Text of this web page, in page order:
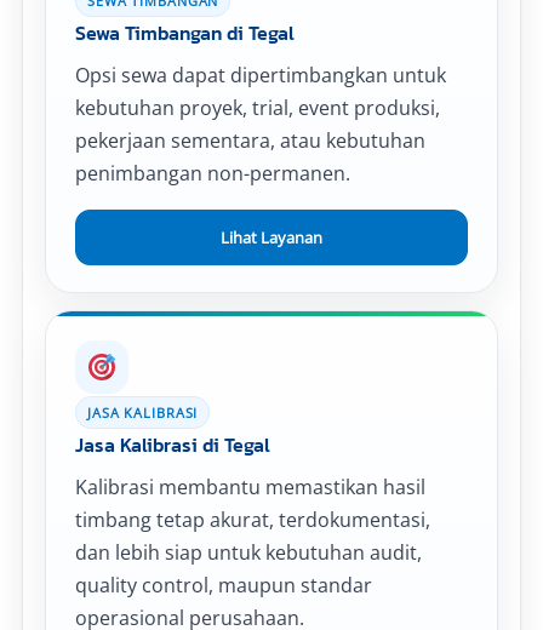
Sewa Timbangan di Tegal
Opsi sewa dapat dipertimbangkan untuk
kebutuhan proyek, trial, event produksi,
pekerjaan sementara, atau kebutuhan
penimbangan non-permanen.
Lihat Layanan
JASA KALIBRASI
Jasa Kalibrasi di Tegal
Kalibrasi membantu memastikan hasil
timbang tetap akurat, terdokumentasi,
dan lebih siap untuk kebutuhan audit,
quality control, maupun standar
operasional perusahaan.